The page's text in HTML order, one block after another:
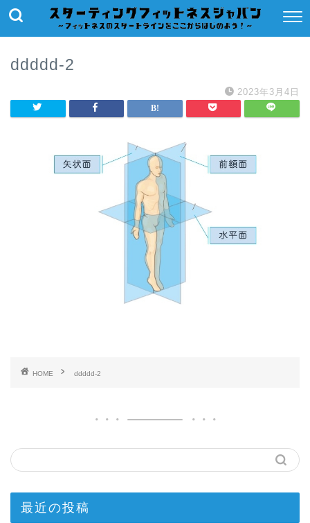
ddddd-2
2023年3月4日
HOME ddddd-2
最近の投稿